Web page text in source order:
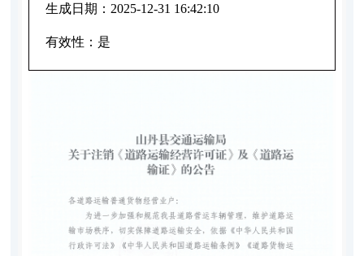
生成日期： 2025-12-31 16:42:10
有效性： 是